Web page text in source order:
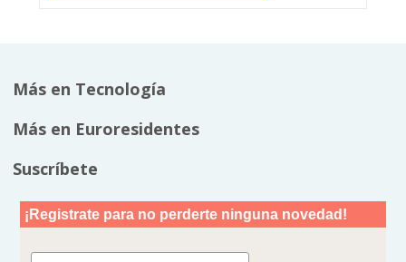
Más en Tecnología
Más en Euroresidentes
Suscríbete